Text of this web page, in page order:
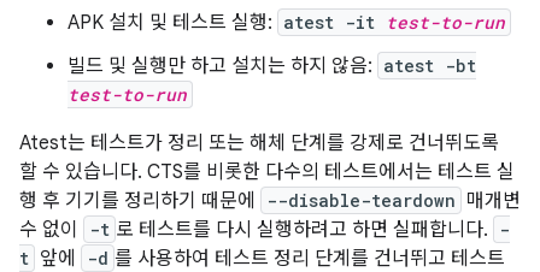
APK 설치 및 테스트 실행: atest -it test-to-run
빌드 및 실행만 하고 설치는 하지 않음: atest -bt
test-to-run
Atest는 테스트가 정리 또는 해체 단계를 강제로 건너뛰도록
할 수 있습니다. CTS를 비롯한 다수의 테스트에서는 테스트 실
행 후 기기를 정리하기 때문에
--disable-teardown 매개변
수 없이
-t 로 테스트를 다시 실행하려고 하면 실패합니다.
-
t 앞에 -d 를 사용하여 테스트 정리 단계를 건너뛰고 테스트